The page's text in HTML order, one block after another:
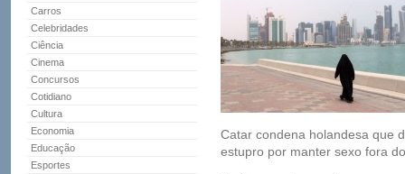
Carros
Celebridades
Ciência
Cinema
Concursos
Cotidiano
Cultura
Economia
Educação
Esportes
Catar condena holandesa que
estupro por manter sexo fora